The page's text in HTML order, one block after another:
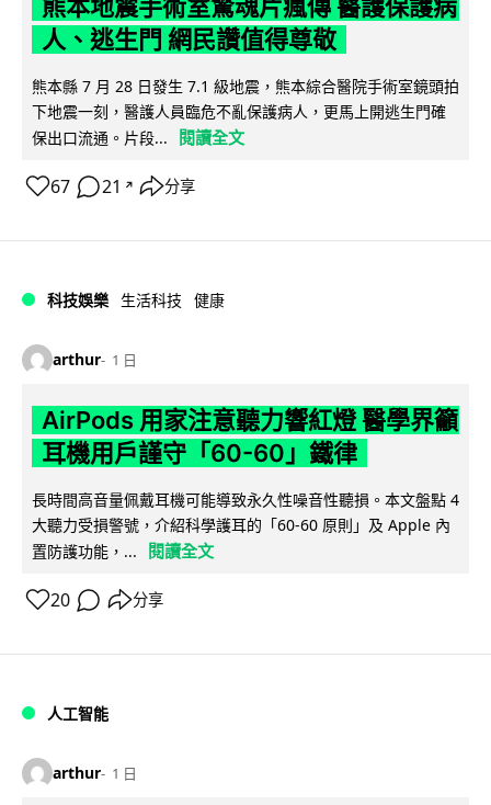
熊本地震手術室驚魂片瘋傳 醫護保護病
人、逃生門 網民讚值得尊敬
熊本縣 7 月 28 日發生 7.1 級地震，熊本綜合醫院手術室鏡頭拍
下地震一刻，醫護人員臨危不亂保護病人，更馬上開逃生門確
保出口流通。片段...
閱讀全文
67 21 ↗ 分享
科技娛樂 生活科技 健康
arthur 1 日
AirPods 用家注意聽力響紅燈 醫學界籲
耳機用戶謹守「60-60」鐵律
長時間高音量佩戴耳機可能導致永久性噪音性聽損。本文盤點 4
大聽力受損警號，介紹科學護耳的「60-60 原則」及 Apple 內
置防護功能，...
閱讀全文
20 分享
人工智能
arthur 1 日